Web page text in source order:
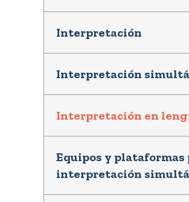
Interpretación
Interpretación
Interpretación en
Equipos y plataformas
interpretación